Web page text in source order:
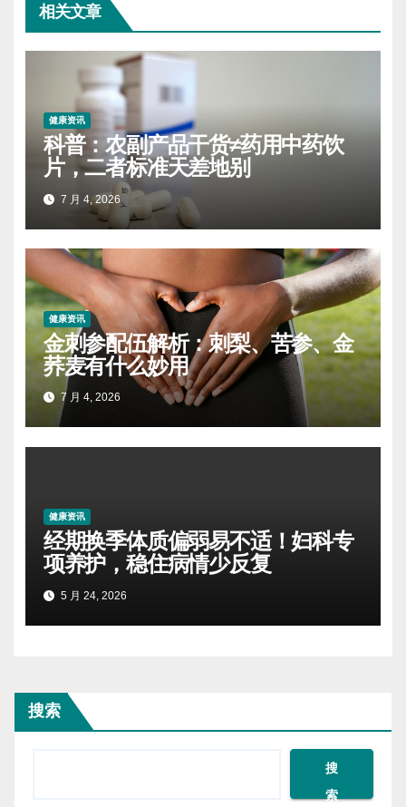
相关文章
健康资讯
科普：农副产品干货≠药用中药饮
片，二者标准天差地别
7 月 4, 2026
健康资讯
金刺参配伍解析：刺梨、苦参、金
荞麦有什么妙用
7 月 4, 2026
健康资讯
经期换季体质偏弱易不适！妇科专
项养护，稳住病情少反复
5 月 24, 2026
搜索
搜
索